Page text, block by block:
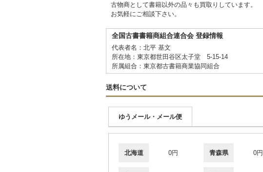
古物商として書籍以外の品々も買取りしています。
お気軽にご相談下さい。
全国古書書籍商組合連合会 登録情報
代表者名：北平 基文
所在地：東京都世田谷区太子堂 5-15-14
所属組合：東京都古書籍商業協同組合
送料について
ゆうメール・メール便
北海道 0円 青森県 0円